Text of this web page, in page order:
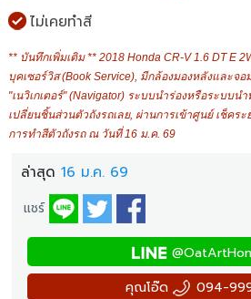
ไม่เคยทำสี
** บันทึกเพิ่มเติม ** 2018 Honda CR-V 1.6 DT E
บุคเซอร์วิส (Book Service), มีกล้องมองหลังและจ
"เนวิเกเตอร์" (Navigator) ระบบนำร่องหรือระบบน
เปลี่ยนชิ้นส่วนตัวถังรถเลย, ผ่านการเข้าศูนย์ เช็คร
การทำสีตัวถังรถ ณ วันที่ 16 ม.ค. 69
ล่าสุด 16 ม.ค. 69
แชร์
คุณโอ๊ด
094-